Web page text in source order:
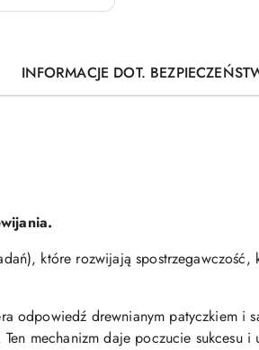
INFORMACJE DOT.
które rozwijają
odpowiedź drewnianym patyczkiem i
mechanizm daje poczucie sukcesu i